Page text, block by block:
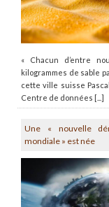
« Chacun d’entre
kilogrammes de sable
cette ville suisse
Centre de données [...]
Une « nouvelle
mondiale » est née